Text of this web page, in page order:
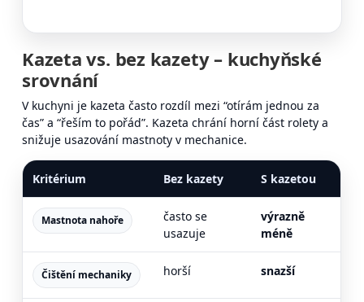
Kazeta vs. bez kazety – kuchyňské
srovnání
V kuchyni je kazeta často rozdíl mezi “otírám jednou za
čas” a “řeším to pořád”. Kazeta chrání horní část rolety a
snižuje usazování mastnoty v mechanice.
Kritérium Bez kazety S kazetou
Mastnota nahoře
často se
usazuje
výrazně
méně
Čištění mechaniky horší snazší